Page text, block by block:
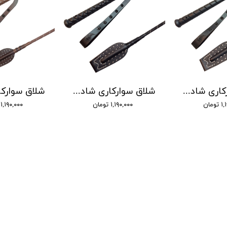
۱,۱۹۰,۰۰۰ تومان
شلاق سوارکاری شادان - با بند مُچی چرمی، مدل باران دسته کلاسیک
۱,۱۹۰,۰۰۰ تومان
شلاق سوارکاری شادان - با بند مُچی چرمی، مدل باران دسته اسپرت